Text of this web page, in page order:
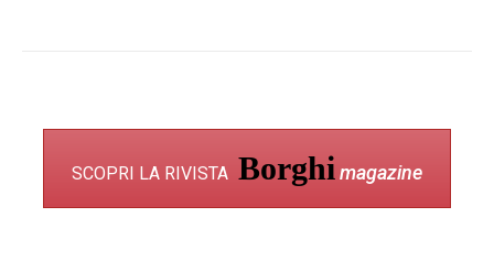
SCOPRI LA RIVISTA Borghi magazine